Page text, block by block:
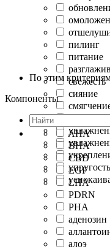
пилинг
питание
свежесть
сияние
сужение
упругость
По этим
Компоненты
AHA
BHA
CBD
EGF
LHA
PDRN
PHA
аденозин
алоэ